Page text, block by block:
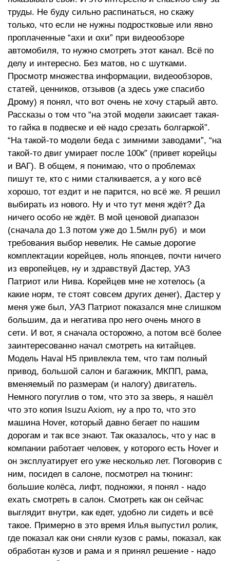
труды. Не буду сильно распинаться, но скажу
только, что если не нужны подростковые или явно
проплаченные “ахи и охи” при видеообзоре
автомобиля, то нужно смотреть этот канал. Всё по
делу и интересно. Без матов, но с шутками.
Просмотр множества информации, видеообзоров,
статей, ценников, отзывов (а здесь уже спасибо
Дрому) я понял, что вот очень не хочу старый авто.
Рассказы о том что “на этой модели закисает такая-
то гайка в подвеске и её надо срезать болгаркой”.
“На такой-то модели беда с зимними заводами”, “на
такой-то двиг умирает после 100к” (привет корейцы
и ВАГ). В общем, я понимаю, что о проблемах
пишут те, кто с ними сталкивается, а у кого всё
хорошо, тот ездит и не парится, но всё же. Я решил
выбирать из нового. Ну и что тут меня ждёт? Да
ничего особо не ждёт. В мой ценовой диапазон
(сначала до 1.3 потом уже до 1.5млн руб) и мои
требования выбор невелик. Не самые дорогие
комплектации корейцев, ноль японцев, почти ничего
из европейцев, ну и здравствуй Дастер, УАЗ
Патриот или Нива. Корейцев мне не хотелось (а
какие норм, те стоят совсем других денег), Дастер у
меня уже был, УАЗ Патриот показался мне слишком
большим, да и негатива про него очень много в
сети. И вот, я сначала осторожно, а потом всё более
заинтересованно начал смотреть на китайцев.
Модель Haval H5 привлекла тем, что там полный
привод, большой салон и багажник, МКПП, рама,
вменяемый по размерам (и налогу) двигатель.
Немного погуглив о том, что это за зверь, я нашёл
что это копия Isuzu Axiom, ну а про то, что это
машина Hover, который давно бегает по нашим
дорогам и так все знают. Так оказалось, что у нас в
компании работает человек, у которого есть Hover и
он эксплуатирует его уже несколько лет. Поговорив с
ним, посидел в салоне, посмотрел на тюнинг:
большие колёса, лифт, подножки, я понял - надо
ехать смотреть в салон. Смотреть как он сейчас
выглядит внутри, как едет, удобно ли сидеть и всё
такое. Примерно в это время Илья выпустил ролик,
где показал как они сняли кузов с рамы, показал, как
обработан кузов и рама и я принял решение - надо